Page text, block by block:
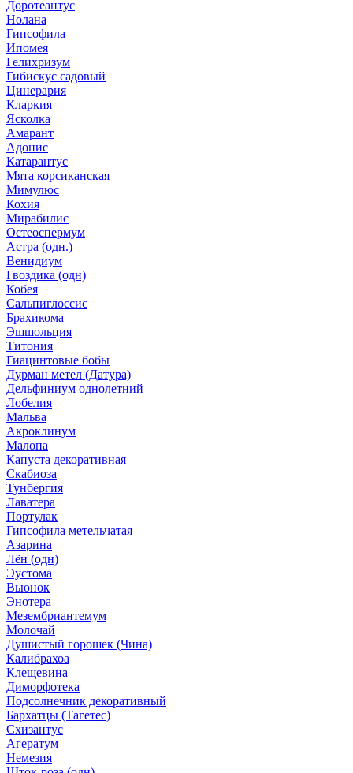
Доротеантус
Нолана
Гипсофила
Ипомея
Гелихризум
Гибискус садовый
Цинерария
Кларкия
Ясколка
Амарант
Адонис
Катарантус
Мята корсиканская
Мимулюс
Кохия
Мирабилис
Остеоспермум
Астра (одн.)
Венидиум
Гвоздика (одн)
Кобея
Сальпиглоссис
Брахикома
Эшшольция
Титония
Гиацинтовые бобы
Дурман метел (Датура)
Дельфиниум однолетний
Лобелия
Мальва
Акроклинум
Малопа
Капуста декоративная
Скабиоза
Тунбергия
Лаватера
Портулак
Гипсофила метельчатая
Азарина
Лён (одн)
Эустома
Вьюнок
Энотера
Мезембриантемум
Молочай
Душистый горошек (Чина)
Калибрахоа
Клещевина
Диморфотека
Подсолнечник декоративный
Бархатцы (Тагетес)
Схизантус
Агератум
Немезия